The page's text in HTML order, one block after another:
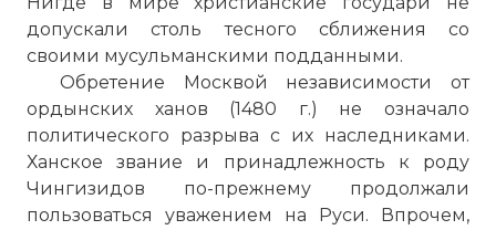
допускали столь тесного сближения со
своими мусульманскими подданными.
Обретение Москвой независимости от
ордынских ханов (1480 г.) не означало
политического разрыва с их наследниками.
Ханское звание и принадлежность к роду
Чингизидов по-прежнему продолжали
пользоваться уважением на Руси. Впрочем,
Проверочный код: